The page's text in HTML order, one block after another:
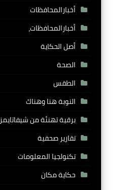
أخبارالمحافظات
أخبارالمحافظات،
أصل الحكاية
الصحة
الطقس
النوبة هنا وهناك
برقية تهنئة من شيفاتايمز
تقارير صحفية
تكنولجيا المعلومات
حكاية مكان